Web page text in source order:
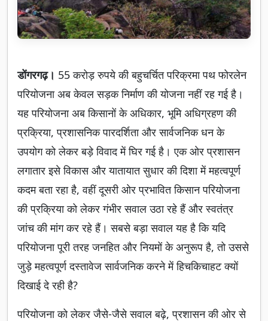
डोंगरगढ़। 55 करोड़ रुपये की बहुचर्चित परिक्रमा पथ फोरलेन
परियोजना अब केवल सड़क निर्माण की योजना नहीं रह गई है।
यह परियोजना अब किसानों के अधिकार, भूमि अधिग्रहण की
प्रक्रिया, प्रशासनिक पारदर्शिता और सार्वजनिक धन के
उपयोग को लेकर बड़े विवाद में घिर गई है। एक ओर प्रशासन
लगातार इसे विकास और यातायात सुधार की दिशा में महत्वपूर्ण
कदम बता रहा है, वहीं दूसरी ओर प्रभावित किसान परियोजना
की प्रक्रिया को लेकर गंभीर सवाल उठा रहे हैं और स्वतंत्र
जांच की मांग कर रहे हैं। सबसे बड़ा सवाल यह है कि यदि
परियोजना पूरी तरह जनहित और नियमों के अनुरूप है, तो उससे
जुड़े महत्वपूर्ण दस्तावेज सार्वजनिक करने में हिचकिचाहट क्यों
दिखाई दे रही है?
परियोजना को लेकर जैसे-जैसे सवाल बढ़े, प्रशासन की ओर से